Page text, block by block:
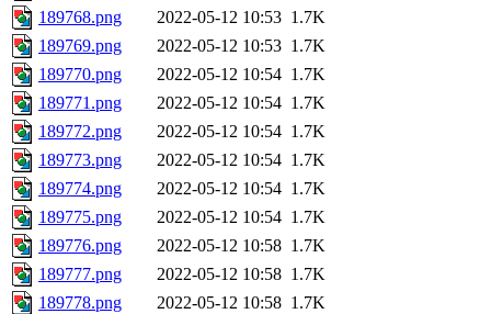
189768.png
2022-05-12 10:53 1.7K
189769.png
2022-05-12 10:53 1.7K
189770.png
2022-05-12 10:54 1.7K
189771.png
2022-05-12 10:54 1.7K
189772.png
2022-05-12 10:54 1.7K
189773.png
2022-05-12 10:54 1.7K
189774.png
2022-05-12 10:54 1.7K
189775.png
2022-05-12 10:54 1.7K
189776.png
2022-05-12 10:58 1.7K
189777.png
2022-05-12 10:58 1.7K
189778.png
2022-05-12 10:58 1.7K